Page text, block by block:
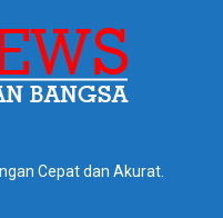
Cepat dan Akurat.